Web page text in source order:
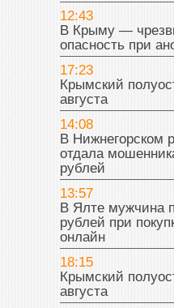
12:43
В Крыму —
опасность при
17:23
Крымский
августа
14:08
В Нижнегорском
отдала
рублей
13:57
В Ялте мужчина
рублей при
онлайн
18:15
Крымский
августа